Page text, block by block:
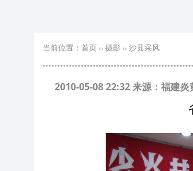
当前位置： 首页 ›› 摄影 ›› 沙县采风
2010-05-08 22:32 来源：福建炎